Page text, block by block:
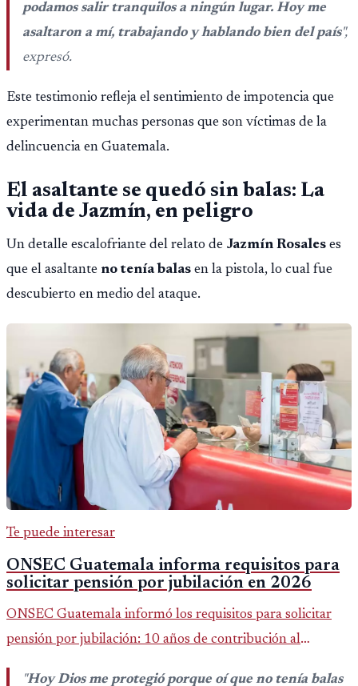
podamos salir tranquilos a ningún lugar. Hoy me
asaltaron a mí, trabajando y hablando bien del país",
expresó.
Este testimonio refleja el sentimiento de impotencia que
experimentan muchas personas que son víctimas de la
delincuencia en Guatemala.
El asaltante se quedó sin balas: La
vida de Jazmín, en peligro
Un detalle escalofriante del relato de Jazmín Rosales es
que el asaltante no tenía balas en la pistola, lo cual fue
descubierto en medio del ataque.
Te puede interesar
ONSEC Guatemala informa requisitos para
solicitar pensión por jubilación en 2026
ONSEC Guatemala informó los requisitos para solicitar
pensión por jubilación: 10 años de contribución al
Montepío y 50 años de edad, o 20 años de servicio sin
"Hoy Dios me protegió porque oí que no tenía balas